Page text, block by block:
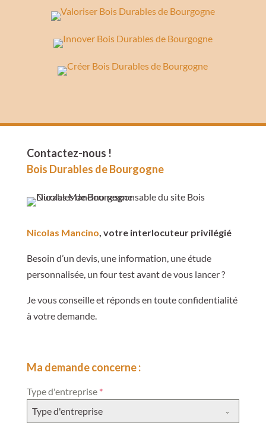
Contactez-nous !
Bois Durables de Bourgogne
Nicolas Mancino, votre interlocuteur privilégié
Besoin d’un devis, une information, une étude
personnalisée, un four test avant de vous lancer ?
Je vous conseille et réponds en toute confidentialité
à votre demande.
Ma demande concerne :
Type d'entreprise *
Type d'entreprise